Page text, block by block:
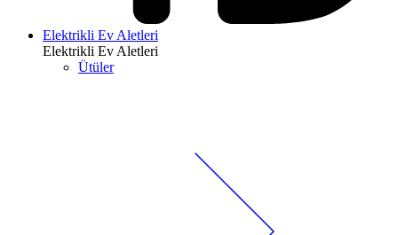
Elektrikli Ev Aletleri
Elektrikli Ev Aletleri
Ütüler